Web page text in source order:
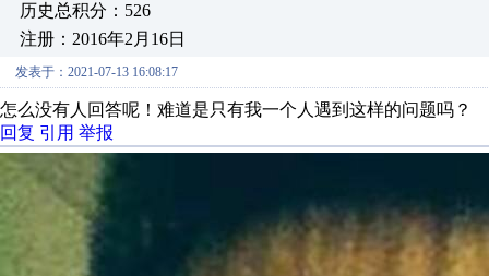
历史总积分：526
注册：2016年2月16日
发表于：2021-07-13 16:08:17
怎么没有人回答呢！难道是只有我一个人遇到这样的问题吗？
回复 引用 举报